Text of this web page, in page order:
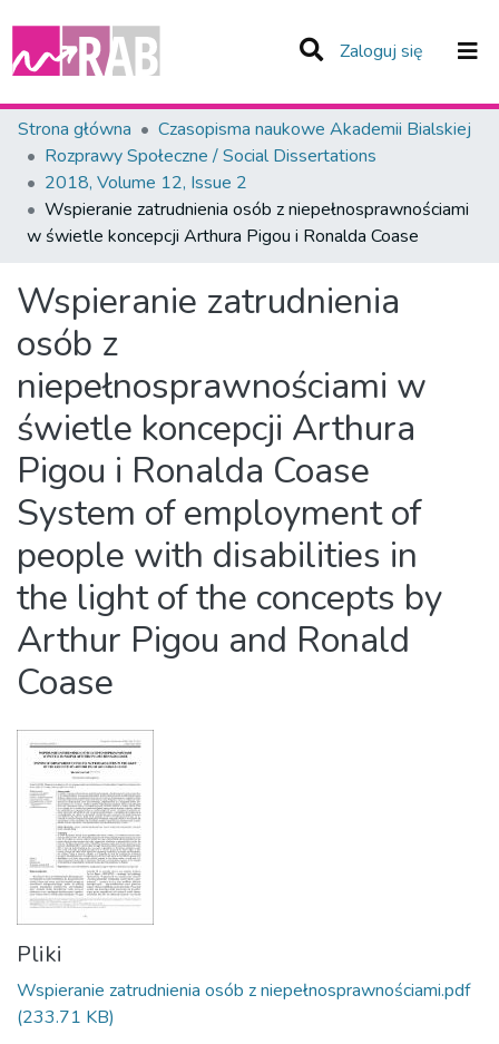
Zaloguj się (current)
Zespoły i Kolekcje
Statystyka
Całe Repozytorium
Strona główna
Czasopisma naukowe Akademii Bialskiej
Rozprawy Społeczne / Social Dissertations
2018, Volume 12, Issue 2
Wspieranie zatrudnienia osób z niepełnosprawnościami
w świetle koncepcji Arthura Pigou i Ronalda Coase
Wspieranie zatrudnienia
osób z
niepełnosprawnościami w
świetle koncepcji Arthura
Pigou i Ronalda Coase
System of employment of
people with disabilities in
the light of the concepts by
Arthur Pigou and Ronald
Coase
Pliki
Wspieranie zatrudnienia osób z niepełnosprawnościami.pdf
(233.71 KB)